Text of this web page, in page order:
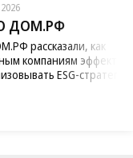
ДОМ.РФ
рассказали, как
компаниям
ESG-стратегию